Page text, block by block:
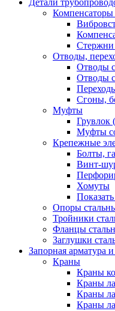
Детали
Компенсаторы
Стержни
Отводы,
Отводы
Отводы
Сгоны,
Муфты
Грувлок
Муфты
Крепежные
Болты,
Винт-
Хомуты
Опоры
Тройники
Фланцы
Заглушки
Запорная арматура
Краны
Краны
Краны
Краны
Краны